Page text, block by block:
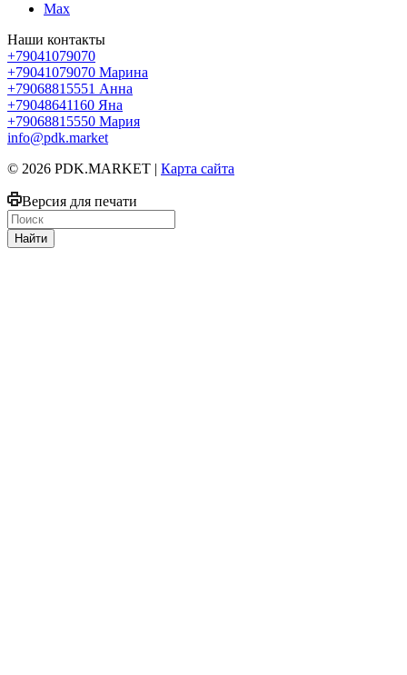
Max
Наши контакты
+79041079070
+79041079070 Марина
+79068815551 Анна
+79048641160 Яна
+79068815550 Мария
info@pdk.market
© 2026 PDK.MARKET | Карта сайта
Версия для печати
Найти